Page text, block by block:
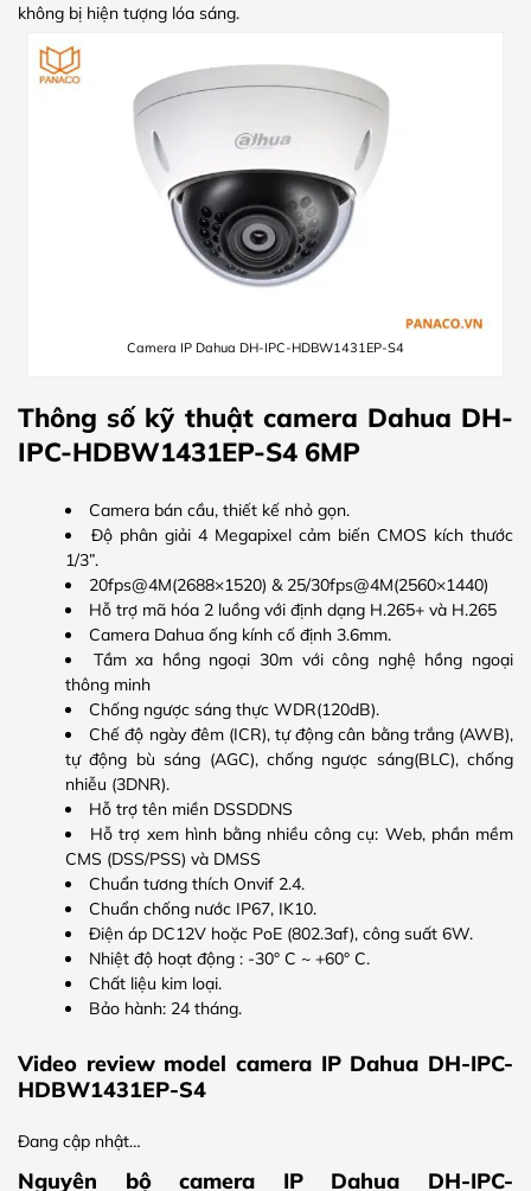
không bị hiện tượng lóa sáng.
Camera IP Dahua DH-IPC-HDBW1431EP-S4
Thông số kỹ thuật camera Dahua DH-
IPC-HDBW1431EP-S4 6MP
Camera bán cầu, thiết kế nhỏ gọn.
Độ phân giải 4 Megapixel cảm biến CMOS kích thước
1/3”.
20fps@4M(2688×1520) & 25/30fps@4M(2560×1440)
Hỗ trợ mã hóa 2 luồng với định dạng H.265+ và H.265
Camera Dahua ống kính cố định 3.6mm.
Tầm xa hồng ngoại 30m với công nghệ hồng ngoại
thông minh
Chống ngược sáng thực WDR(120dB).
Chế độ ngày đêm (ICR), tự động cân bằng trắng (AWB),
tự động bù sáng (AGC), chống ngược sáng(BLC), chống
nhiễu (3DNR).
Hỗ trợ tên miền DSSDDNS
Hỗ trợ xem hình bằng nhiều công cụ: Web, phần mềm
CMS (DSS/PSS) và DMSS
Chuẩn tương thích Onvif 2.4.
Chuẩn chống nước IP67, IK10.
Điện áp DC12V hoặc PoE (802.3af), công suất 6W.
Nhiệt độ hoạt động : -30° C ~ +60° C.
Chất liệu kim loại.
Bảo hành: 24 tháng.
Video review model camera IP Dahua DH-IPC-
HDBW1431EP-S4
Đang cập nhật…
Nguyên bộ camera IP Dahua DH-IPC-